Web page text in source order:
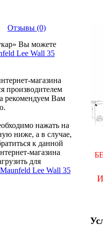
Отзывы (0)
Вы можете
Lee Wall 35
магазина
производителем
рекомендуем Вам
нажать на
ниже, а в случае,
к данной
магазина
для
Lee Wall 35